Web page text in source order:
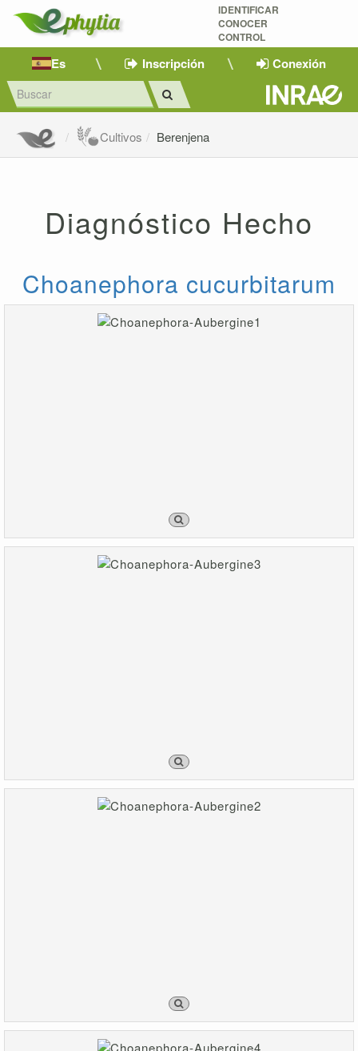
IDENTIFICAR
CONOCER
CONTROL
Es Inscripción Conexión
Cultivos Berenjena
Diagnóstico Hecho
Choanephora cucurbitarum